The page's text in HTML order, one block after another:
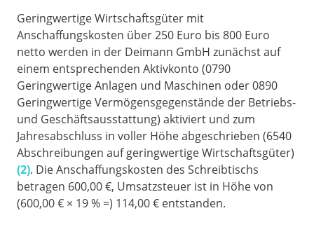
Geringwertige Wirtschaftsgüter mit
Anschaffungskosten über 250 Euro bis 800 Euro
netto werden in der Deimann GmbH zunächst auf
einem entsprechenden Aktivkonto (0790
Geringwertige Anlagen und Maschinen oder 0890
Geringwertige Vermögensgegenstände der Betriebs-
und Geschäftsausstattung) aktiviert und zum
Jahresabschluss in voller Höhe abgeschrieben (6540
Abschreibungen auf geringwertige Wirtschaftsgüter)
(2). Die Anschaffungskosten des Schreibtischs
betragen 600,00 €, Umsatzsteuer ist in Höhe von
(600,00 € × 19 % =) 114,00 € entstanden.